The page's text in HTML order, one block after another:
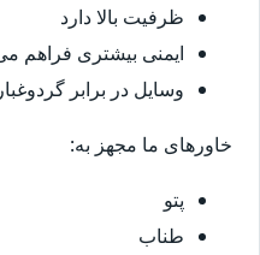
ظرفیت بالا دارد
ایمنی بیشتری فراهم
وسایل در برابر
خاورهای ما مجهز به:
پتو
طناب